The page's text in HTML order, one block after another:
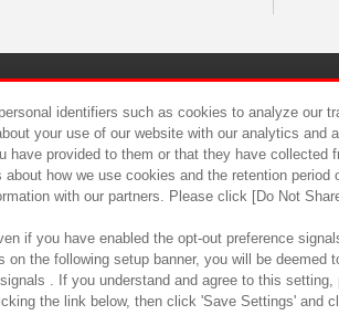
食品のご
identifiers such as cookies to analyze our
your use of our website with our analytics and
have provided to them or that they have
about how we use cookies and the retention
with our partners. Please click [Do Not
if you have enabled the opt-out preference
on the following setup banner, you will be
. If you understand and agree to this
the link below, then click 'Save Settings' and